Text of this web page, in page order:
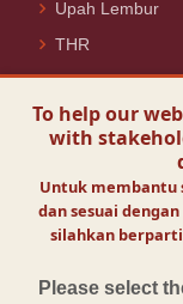
To help our
with
Untuk membantu
dan sesuai
silahkan
Please select
Upah Lembur
THR
Ikuti Kami
Visit Today :101